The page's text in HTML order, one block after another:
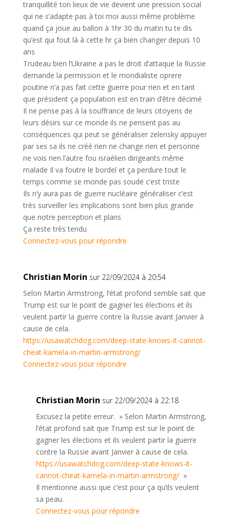
tranquillité ton lieux de vie devient une pression social
qui ne s’adapte pas à toi moi aussi même problème
quand ça joue au ballon à 1hr 30 du matin tu te dis
qu’est qui fout là à cette hr ça bien changer depuis 10
ans
Trudeau bien l’Ukraine a pas le droit d’attaque la Russie
demande la permission et le mondialiste oprere
poutine n’a pas fait cette guerre pour rien et en tant
que président ça population est en train d’être décimé
Il ne pense pas à la souffrance de leurs citoyens de
leurs désirs sur ce monde ils ne pensent pas au
conséquences qui peut se généraliser zelensky appuyer
par ses sa ils ne créé rien ne change rien et personne
ne vois rien l’autre fou israélien dirigeants même
malade Il va foutre le bordel et ça perdure tout le
temps comme se monde pas soudé c’est triste
Ils n’y aura pas de guerre nucléaire généraliser c’est
très surveiller les implications sont bien plus grande
que notre perception et plans
Ça reste très tendu
Connectez-vous pour répondre
Christian Morin sur 22/09/2024 à 20:54
Selon Martin Armstrong, l’état profond semble sait que
Trump est sur le point de gagner les élections et ils
veulent partir la guerre contre la Russie avant Janvier à
cause de cela.
https://usawatchdog.com/deep-state-knows-it-cannot-
cheat-kamela-in-martin-armstrong/
Connectez-vous pour répondre
Christian Morin sur 22/09/2024 à 22:18
Excusez la petite erreur. » Selon Martin Armstrong,
l’état profond sait que Trump est sur le point de
gagner les élections et ils veulent partir la guerre
contre la Russie avant Janvier à cause de cela.
https://usawatchdog.com/deep-state-knows-it-
cannot-cheat-kamela-in-martin-armstrong/»
Il mentionne aussi que c’est pour ça qu’ils veulent
sa peau.
Connectez-vous pour répondre